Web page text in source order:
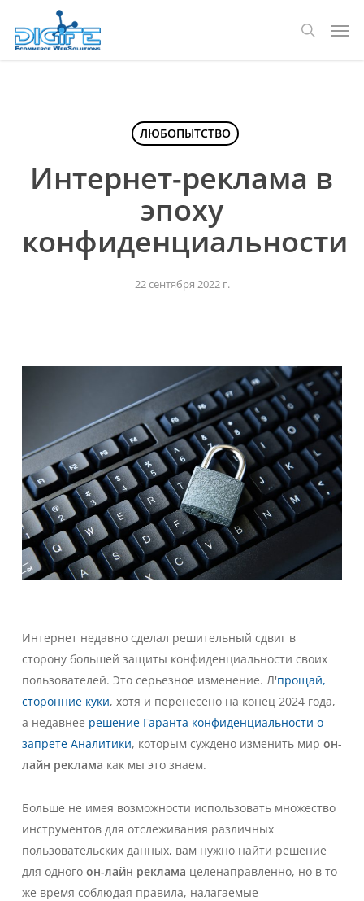
основному
поиск
ЛЮБОПЫТСТВО
Интернет-реклама в
эпоху
конфиденциальности
22 сентября 2022 г.
Интернет недавно сделал решительный сдвиг в
сторону большей защиты конфиденциальности своих
пользователей. Это серьезное изменение. Л'прощай,
сторонние куки, хотя и перенесено на конец 2024 года,
а недавнее решение Гаранта конфиденциальности о
запрете Аналитики, которым суждено изменить мир он-
лайн реклама как мы это знаем.
Больше не имея возможности использовать множество
инструментов для отслеживания различных
пользовательских данных, вам нужно найти решение
для одного он-лайн реклама целенаправленно, но в то
же время соблюдая правила, налагаемые